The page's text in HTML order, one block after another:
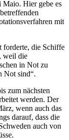
Hier gebe es
mit
forderte, die Schiffe
weil die
in Not zu
Not sind“.
zum nächsten
werden. Der
wenn auch das
darauf, dass die
auch von